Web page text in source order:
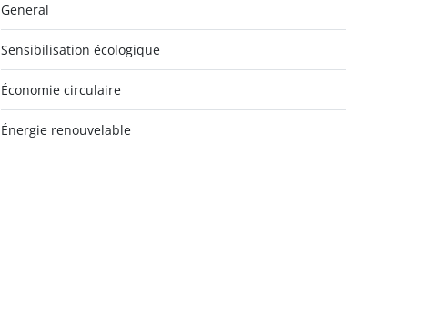
General
Sensibilisation écologique
Économie circulaire
Énergie renouvelable